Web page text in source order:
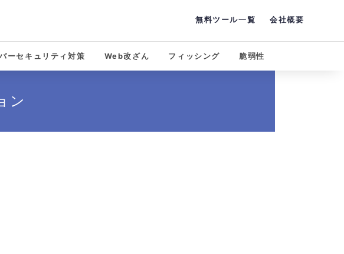
無料ツール一覧 会社概要
ーセキュリティ対策 Web改ざん フィッシング 脆弱性
ン